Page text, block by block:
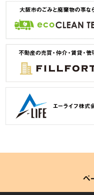
ペ